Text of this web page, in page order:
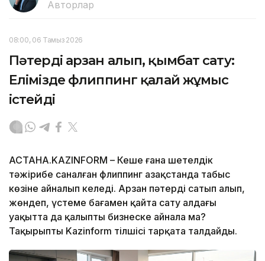
Авторлар
08:00, 06 Тамыз 2026
Пәтерді арзан алып, қымбат сату:
Елімізде флиппинг қалай жұмыс
істейді
АСТАНА.KAZINFORM – Кеше ғана шетелдік
тәжірибе саналған флиппинг Қазақстанда табыс
көзіне айналып келеді. Арзан пәтерді сатып алып,
жөндеп, үстеме бағамен қайта сату алдағы
уақытта да қалыпты бизнеске айнала ма?
Тақырыпты Kazinform тілшісі тарқата талдайды.